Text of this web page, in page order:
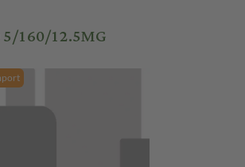
5/160/12.5MG